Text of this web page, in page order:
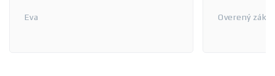
Eva Overený